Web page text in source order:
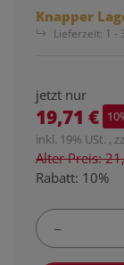
Knapper
Lieferzeit: 1 -
jetzt nur
19,71 €
inkl. 19% USt. ,
Alter Preis:
Rabatt: 10%